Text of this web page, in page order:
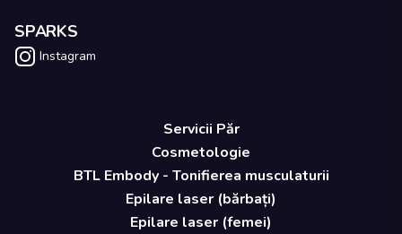
SPARKS
Instagram
Servicii Păr
Cosmetologie
BTL Embody - Tonifierea musculaturii
Epilare laser (bărbați)
Epilare laser (femei)